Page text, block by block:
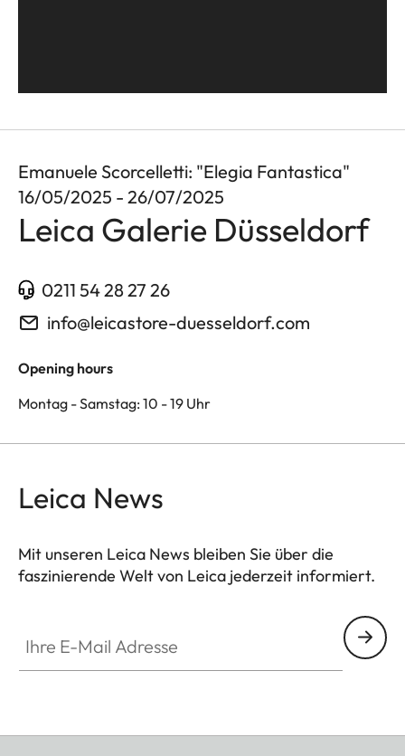
Emanuele Scorcelletti: "Elegia Fantastica"
16/05/2025 - 26/07/2025
Leica Galerie Düsseldorf
0211 54 28 27 26
info@leicastore-duesseldorf.com
Opening hours
Montag - Samstag: 10 - 19 Uhr
Leica News
Mit unseren Leica News bleiben Sie über die
faszinierende Welt von Leica jederzeit informiert.